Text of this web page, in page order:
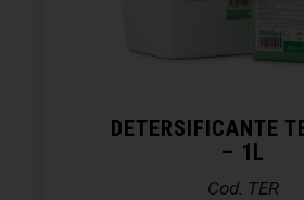
DETERSIFICANTE
– 1L
Cod. TER